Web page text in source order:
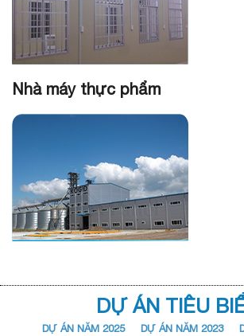
Nhà máy thực phẩm
DỰ ÁN TIÊU
DỰ ÁN NĂM 2025 DỰ ÁN NĂM 2023